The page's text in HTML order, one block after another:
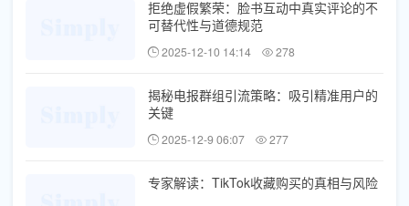
拒绝虚假繁荣：脸书互动中真实评论的不
可替代性与道德规范
2025-12-10 14:14 278
揭秘电报群组引流策略：吸引精准用户的
关键
2025-12-9 06:07 277
专家解读：TikTok收藏购买的真相与风险